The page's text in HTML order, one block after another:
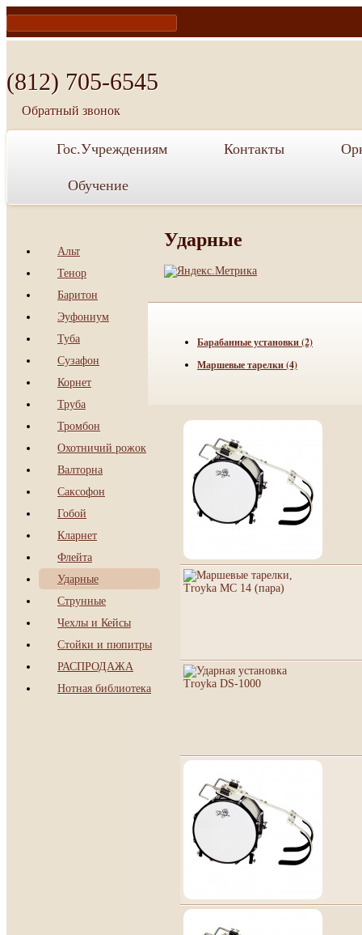
(812) 705-6545
Обратный звонок
Гос.Учреждениям Контакты
Обучение
Альт
Тенор
Баритон
Эуфониум
Туба
Сузафон
Корнет
Труба
Тромбон
Охотничий рожок
Валторна
Саксофон
Гобой
Кларнет
Флейта
Ударные
Струнные
Чехлы и Кейсы
Стойки и пюпитры
РАСПРОДАЖА
Нотная библиотека
Ударные
Барабанные установки (2)
Маршевые тарелки (4)